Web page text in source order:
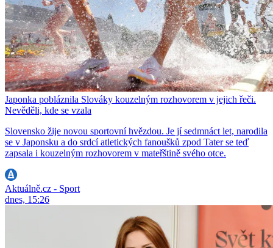
Japonka pobláznila Slováky kouzelným rozhovorem v jejich řeči.
Nevěděli, kde se vzala
Slovensko žije novou sportovní hvězdou. Je jí sedmnáct let, narodila
se v Japonsku a do srdcí atletických fanoušků zpod Tater se teď
zapsala i kouzelným rozhovorem v mateřštině svého otce.
Aktuálně.cz - Sport
dnes, 15:26